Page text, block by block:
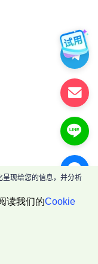
呈现给您的信息，并分析
读我们的Cookie